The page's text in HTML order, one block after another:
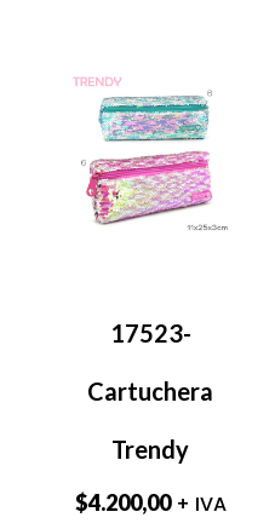
17523-
Cartuchera
Trendy
$4.200,00 + IVA